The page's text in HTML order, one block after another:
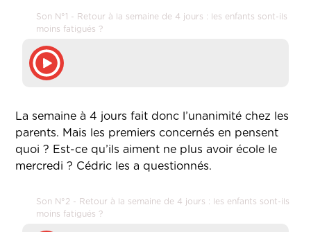
Son N°1 - Retour à la semaine de 4 jours : les enfants sont-ils
moins fatigués ?
La semaine à 4 jours fait donc l’unanimité chez les
parents. Mais les premiers concernés en pensent
quoi ? Est-ce qu’ils aiment ne plus avoir école le
mercredi ? Cédric les a questionnés.
Son N°2 - Retour à la semaine de 4 jours : les enfants sont-ils
moins fatigués ?